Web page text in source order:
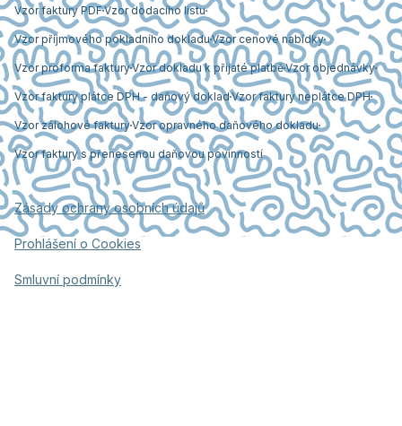
Vzor faktury PDFVzor dodacího listu
Vzor příjmového pokladního dokladuVzor cenové nabídky
Vzor proforma fakturyVzor dokladu k přijaté platběVzor objednávky
Vzor faktury plátce DPH - daňový doklad Vzor faktury neplátce DPH
Vzor zálohové fakturyVzor opravného daňového dokladu
Vzor faktury s přenesenou daňovou povinností
Zásady ochrany osobních údajů
Prohlášení o Cookies
Smluvní podmínky